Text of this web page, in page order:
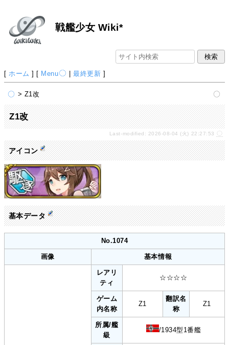
戦艦少女 Wiki*
[ ホーム ] [ Menu |最終更新 ]
> Z1改
Z1改
Last-modified: 2026-08-04 (火) 22:27:53
アイコン
基本データ
No.1074
画像 基本情報
レアリ
ティ
☆☆☆☆
ゲーム
内名称
Z1
翻訳名
称
Z1
所属/艦
級
/1934型1番艦